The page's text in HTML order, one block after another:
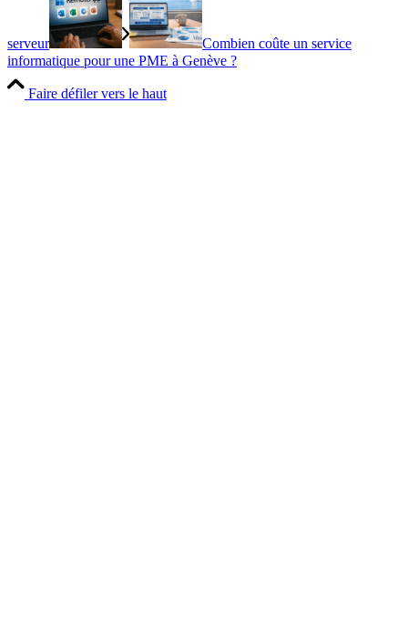
serveur
Combien coûte un service
informatique pour une PME à Genève ?
Faire défiler vers le haut